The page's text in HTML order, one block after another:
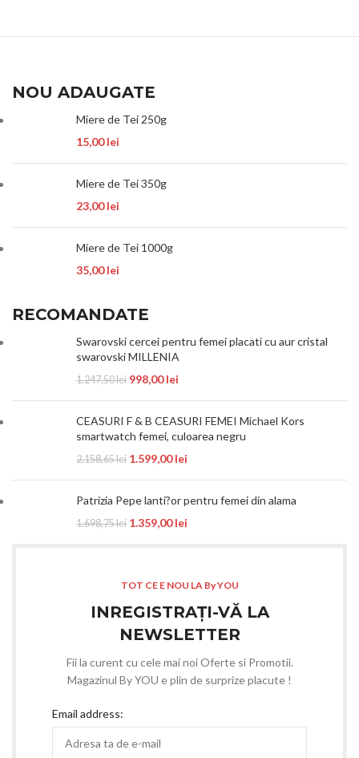
NOU ADAUGATE
Miere de Tei 250g
15,00lei
Miere de Tei 350g
23,00lei
Miere de Tei 1000g
35,00lei
RECOMANDATE
Swarovski cercei pentru femei placati cu aur cristal
swarovski MILLENIA
1.247,50lei 998,00lei
CEASURI F & B CEASURI FEMEI Michael Kors
smartwatch femei, culoarea negru
2.158,65lei 1.599,00lei
Patrizia Pepe lanti?or pentru femei din alama
1.698,75lei 1.359,00lei
TOT CE E NOU LA By YOU
INREGISTRAȚI-VĂ LA
NEWSLETTER
Fii la curent cu cele mai noi Oferte si Promotii.
Magazinul By YOU e plin de surprize placute !
Email address: